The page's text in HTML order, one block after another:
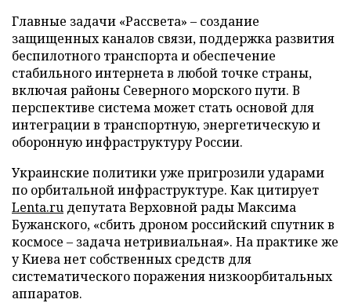
Главные задачи «Рассвета» – создание
защищенных каналов связи, поддержка развития
беспилотного транспорта и обеспечение
стабильного интернета в любой точке страны,
включая районы Северного морского пути. В
перспективе система может стать основой для
интеграции в транспортную, энергетическую и
оборонную инфраструктуру России.
Украинские политики уже пригрозили ударами
по орбитальной инфраструктуре. Как цитирует
Lenta.ru депутата Верховной рады Максима
Бужанского, «сбить дроном российский спутник в
космосе – задача нетривиальная». На практике же
у Киева нет собственных средств для
систематического поражения низкоорбитальных
аппаратов.